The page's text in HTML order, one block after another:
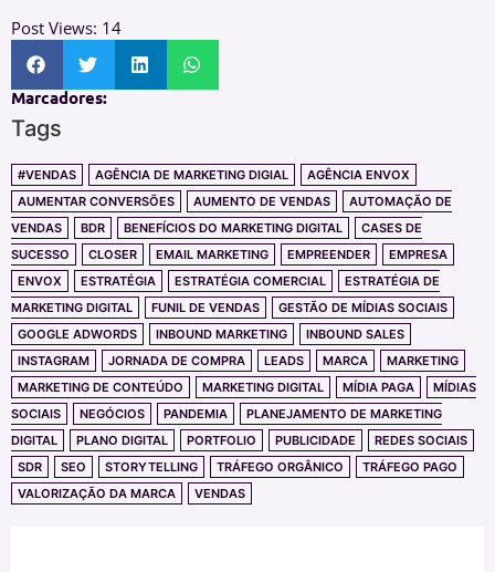
Post Views: 14
Marcadores:
Tags
#VENDAS AGÊNCIA DE MARKETING DIGIAL
AGÊNCIA ENVOX
AUMENTAR CONVERSÕES
AUMENTO DE VENDAS
AUTOMAÇÃO DE
VENDAS
BDR BENEFÍCIOS DO MARKETING DIGITAL
CASES DE
SUCESSO
CLOSER EMAIL MARKETING EMPREENDER
EMPRESA
ENVOX
ESTRATÉGIA ESTRATÉGIA COMERCIAL
ESTRATÉGIA DE
MARKETING DIGITAL
FUNIL DE VENDAS
GESTÃO DE MÍDIAS SOCIAIS
GOOGLE ADWORDS
INBOUND MARKETING
INBOUND SALES
INSTAGRAM
JORNADA DE COMPRA LEADS MARCA
MARKETING
MARKETING DE CONTEÚDO
MARKETING DIGITAL MÍDIA PAGA
MÍDIAS
SOCIAIS
NEGÓCIOS PANDEMIA
PLANEJAMENTO DE MARKETING
DIGITAL
PLANO DIGITAL PORTFOLIO PUBLICIDADE
REDES SOCIAIS
SDR
SEO STORYTELLING TRÁFEGO ORGÂNICO
TRÁFEGO PAGO
VALORIZAÇÃO DA MARCA
VENDAS